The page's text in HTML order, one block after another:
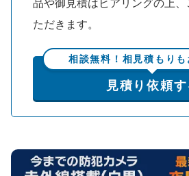
品や御見積はヒアリングの上
ただきます。
相談無料！相見積もりも
見積り依頼す